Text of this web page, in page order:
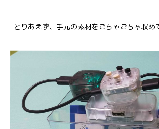
とりあえず、手元の素材をごちゃごちゃ収め